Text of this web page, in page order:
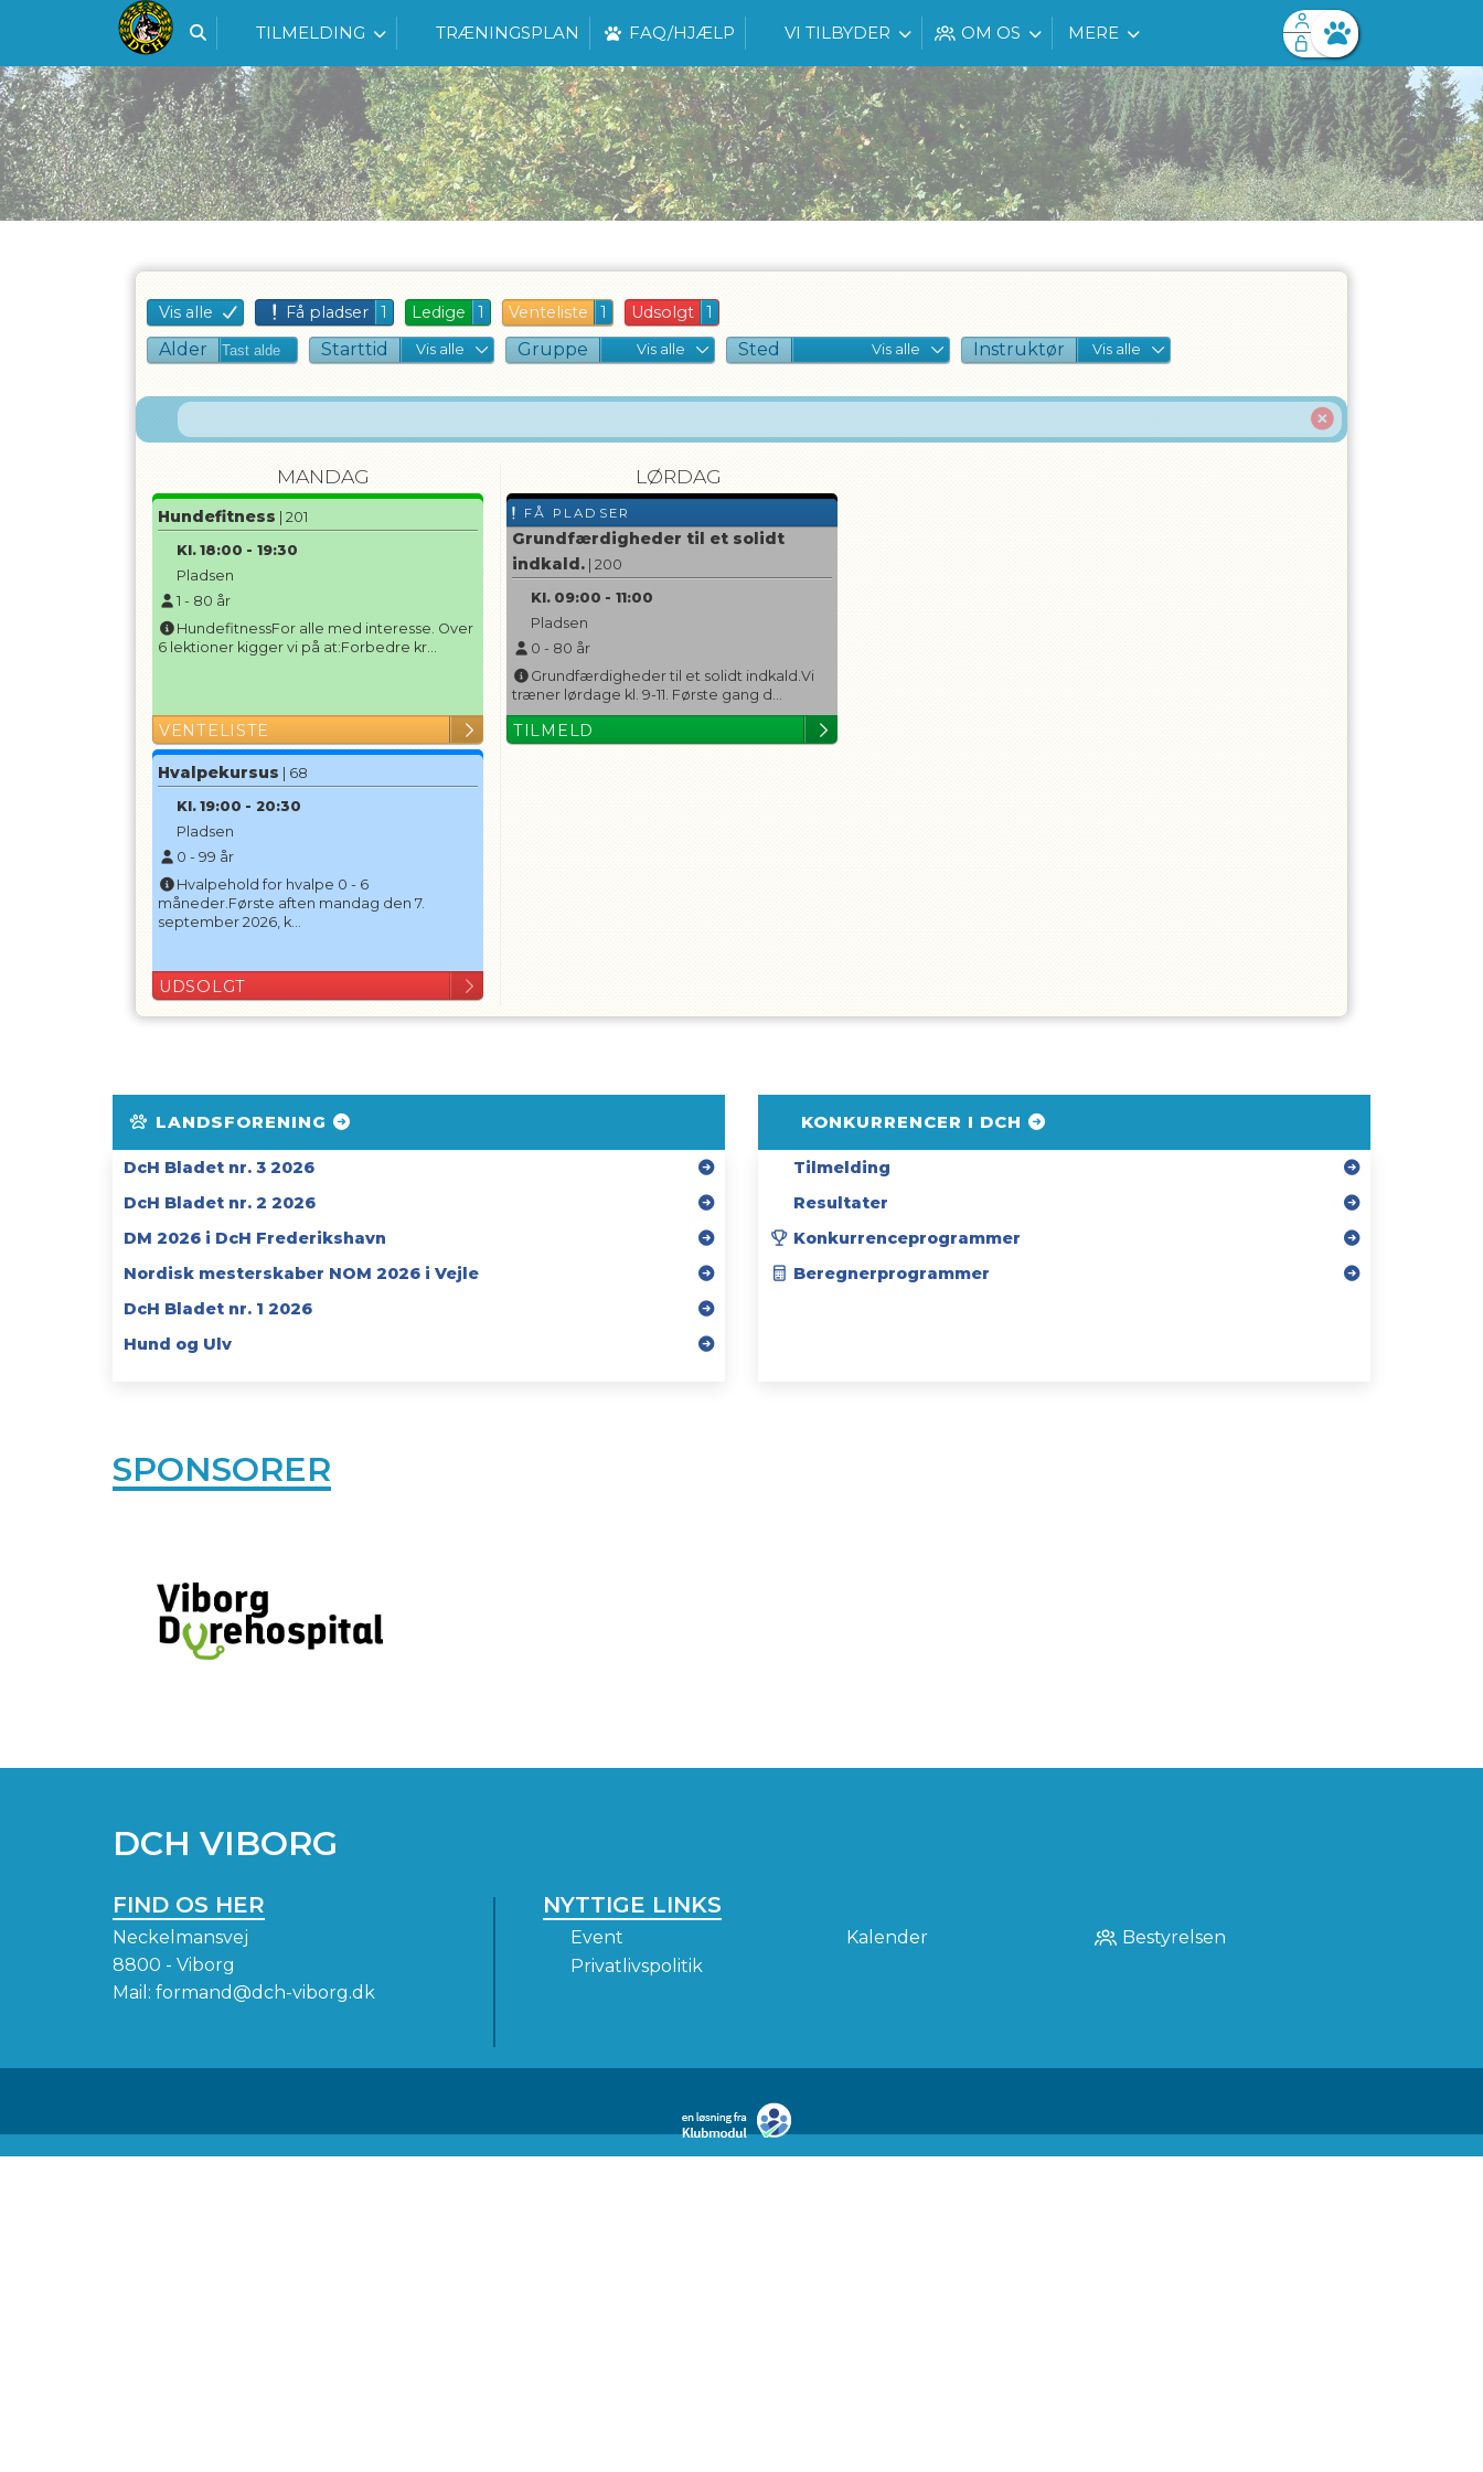
TILMELDING TRÆNINGSPLAN FAQ/HJÆLP VI TILBYDER OM OS MERE
Facebook login
Husk mig
Glemt password
Opret profil
Log ind
Vis alle Få pladser 1 Ledige 1 Venteliste 1 Udsolgt 1
Alder Starttid Vis alle Gruppe Vis alle Sted Vis alle Instruktør Vis alle
MANDAG
Hundefitness
| 201
Kl. 18:00 - 19:30
Pladsen
1 - 80 år
HundefitnessFor alle med interesse. Over
6 lektioner kigger vi på at:Forbedre kr...
VENTELISTE
Hvalpekursus
| 68
Kl. 19:00 - 20:30
Pladsen
0 - 99 år
Hvalpehold for hvalpe 0 - 6
måneder.Første aften mandag den 7.
september 2026, k...
UDSOLGT
LØRDAG
FÅ PLADSER
Grundfærdigheder til et solidt
indkald. | 200
Kl. 09:00 - 11:00
Pladsen
0 - 80 år
Grundfærdigheder til et solidt indkald.Vi
træner lørdage kl. 9-11. Første gang d...
TILMELD
LANDSFORENING
DcH Bladet nr. 3 2026
DcH Bladet nr. 2 2026
DM 2026 i DcH Frederikshavn
Nordisk mesterskaber NOM 2026 i Vejle
DcH Bladet nr. 1 2026
Hund og Ulv
KONKURRENCER I DCH
Tilmelding
Resultater
Konkurrenceprogrammer
Beregnerprogrammer
SPONSORER
DCH VIBORG
FIND OS HER
Neckelmansvej
8800 - Viborg
Mail: formand@dch-viborg.dk
NYTTIGE LINKS
Event Kalender
Bestyrelsen
Privatlivspolitik